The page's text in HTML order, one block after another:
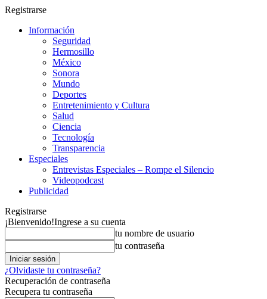
Registrarse
Información
Seguridad
Hermosillo
México
Sonora
Mundo
Deportes
Entretenimiento y Cultura
Salud
Ciencia
Tecnología
Transparencia
Especiales
Entrevistas Especiales – Rompe el Silencio
Videopodcast
Publicidad
Registrarse
¡Bienvenido!Ingrese a su cuenta
tu nombre de usuario
tu contraseña
¿Olvidaste tu contraseña?
Recuperación de contraseña
Recupera tu contraseña